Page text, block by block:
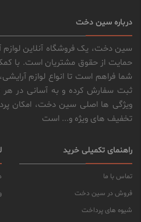
درباره سین دخت
سین دخت، یک فروشگاه آنلاین
حمایت از حقوق مشتریان است. با
شما فراهم است تا انواع لوازم
ثبت سفارش کرده و به آسانی در هر
ویژگی ها اصلی سین دخت، امکان
تخفیف های ویژه و... است
راهنمای تکمیلی خرید
تماس با ما
فروش در سین دخت
شیوه های پرداخت